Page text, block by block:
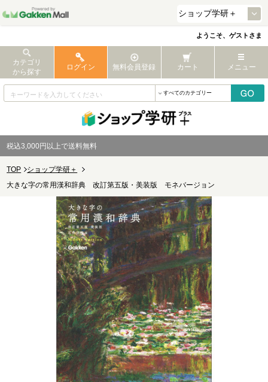
ようこそ、ゲストさま
カテゴリ
から探す
ログイン 無料会員登録 カート メニュー
税込3,000円以上で送料無料
TOP
ショップ学研＋
大きな字の常用漢和辞典 改訂第五版・美装版 モネバージョン